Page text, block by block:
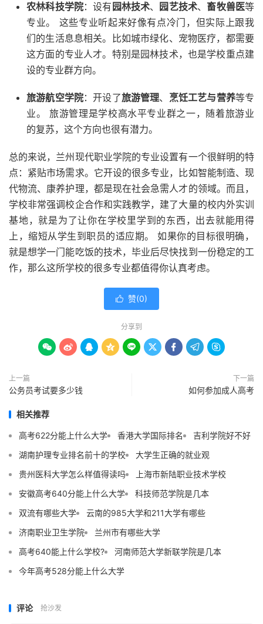
农林科技学院：设有 园林技术、 园艺技术、 畜牧兽医等
专业。 这些专业听起来好像有点冷门，但实际上跟我
们的生活息息相关。比如城市绿化、宠物医疗，都需要
这方面的专业人才。特别是园林技术，也是学校重点建
设的专业群方向。
旅游航空学院：开设了旅游管理、 烹饪工艺与营养等专
业。 旅游管理是学校高水平专业群之一，随着旅游业
的复苏，这个方向也很有潜力。
总的来说，兰州现代职业学院的专业设置有一个很鲜明的特
点：紧贴市场需求。它开设的很多专业，比如智能制造、现
代物流、康养护理，都是现在社会急需人才的领域。而且，
学校非常强调校企合作和实践教学，建了大量的校内外实训
基地，就是为了让你在学校里学到的东西，出去就能用得
上，缩短从学生到职员的适应期。 如果你的目标很明确，
就是想学一门能吃饭的技术，毕业后尽快找到一份稳定的工
作，那么这所学校的很多专业都值得你认真考虑。
 赞(0)
分享到
        
上一篇
公务员考试要多少钱
下一篇
如何参加成人高考
相关推荐
高考622分能上什么大学 香港大学国际排名
吉利学院好不好
湖南护理专业排名前十的学校
大学生正确的就业观
贵州医科大学怎么样值得读吗
上海市新陆职业技术学校
安徽高考640分能上什么大学
科技师范学院是几本
双流有哪些大学
云南的985大学和211大学有哪些
济南职业卫生学院
兰州市有哪些大学
高考640能上什么学校?
河南师范大学新联学院是几本
今年高考528分能上什么大学
评论 抢沙发